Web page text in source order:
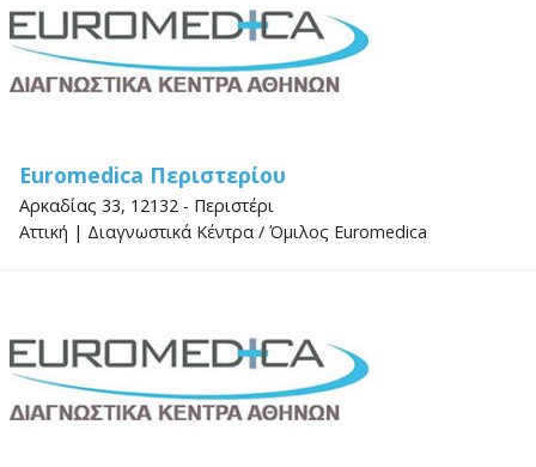
Euromedica Περιστερίου
Αρκαδίας 33, 12132 - Περιστέρι
Αττική | Διαγνωστικά Κέντρα / Όμιλος Euromedica